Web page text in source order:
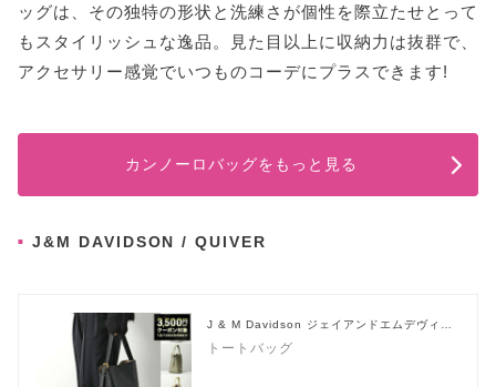
ッグは、その独特の形状と洗練さが個性を際立たせとって
もスタイリッシュな逸品。見た目以上に収納力は抜群で、
アクセサリー感覚でいつものコーデにプラスできます!
カンノーロバッグをもっと見る
J&M DAVIDSON / QUIVER
J & M Davidson ジェイアンドエムデヴィッ
ドソン
トートバッグ